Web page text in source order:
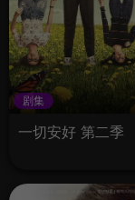
剧集
一切安好 第二季